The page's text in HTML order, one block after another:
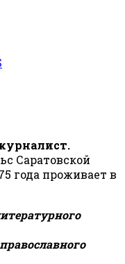
Саратовской
года проживает в